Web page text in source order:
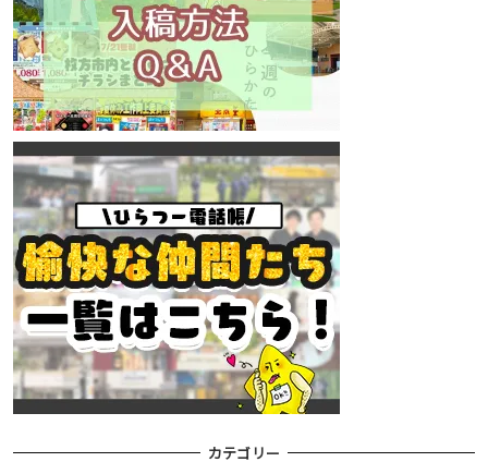
カテゴリー